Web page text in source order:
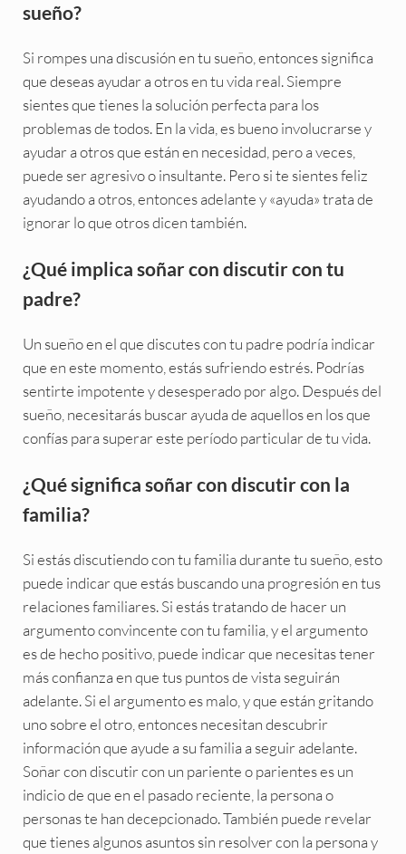
sueño?
Si rompes una discusión en tu sueño, entonces significa
que deseas ayudar a otros en tu vida real. Siempre
sientes que tienes la solución perfecta para los
problemas de todos. En la vida, es bueno involucrarse y
ayudar a otros que están en necesidad, pero a veces,
puede ser agresivo o insultante. Pero si te sientes feliz
ayudando a otros, entonces adelante y «ayuda» trata de
ignorar lo que otros dicen también.
¿Qué implica soñar con discutir con tu
padre?
Un sueño en el que discutes con tu padre podría indicar
que en este momento, estás sufriendo estrés. Podrías
sentirte impotente y desesperado por algo. Después del
sueño, necesitarás buscar ayuda de aquellos en los que
confías para superar este período particular de tu vida.
¿Qué significa soñar con discutir con la
familia?
Si estás discutiendo con tu familia durante tu sueño, esto
puede indicar que estás buscando una progresión en tus
relaciones familiares. Si estás tratando de hacer un
argumento convincente con tu familia, y el argumento
es de hecho positivo, puede indicar que necesitas tener
más confianza en que tus puntos de vista seguirán
adelante. Si el argumento es malo, y que están gritando
uno sobre el otro, entonces necesitan descubrir
información que ayude a su familia a seguir adelante.
Soñar con discutir con un pariente o parientes es un
indicio de que en el pasado reciente, la persona o
personas te han decepcionado. También puede revelar
que tienes algunos asuntos sin resolver con la persona y